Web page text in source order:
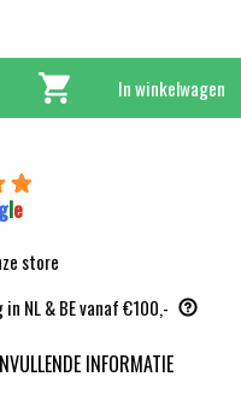
In winkelwagen
gle
store
NL & BE vanaf €100,-
INFORMATIE